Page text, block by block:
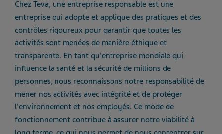
Chez Teva, une entreprise responsable est une
entreprise qui adopte et applique des pratiques et des
contrôles rigoureux pour garantir que toutes les
activités sont menées de manière éthique et
transparente. En tant qu'entreprise mondiale qui
influence la santé et la sécurité de millions de
personnes, nous reconnaissons notre responsabilité de
mener nos activités avec intégrité et de protéger
l'environnement et nos employés. Ce mode de
fonctionnement contribue à assurer notre viabilité à